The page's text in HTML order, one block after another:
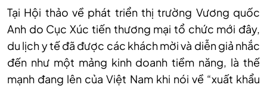
Tại Hội thảo về phát triển thị trường Vương quốc
Anh do Cục Xúc tiến thương mại tổ chức mới đây,
du lịch y tế đã được các khách mời và diễn giả nhắc
đến như một mảng kinh doanh tiềm năng, là thế
mạnh đang lên của Việt Nam khi nói về “xuất khẩu